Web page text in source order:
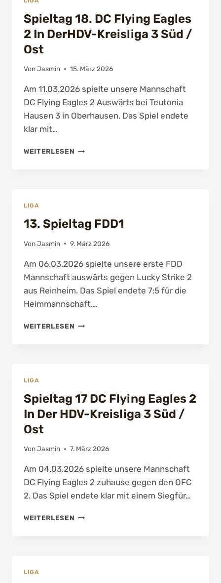
SOUVERÄNER
ERFOLG
Spieltag 18. DC Flying Eagles
2 In DerHDV-Kreisliga 3 Süd /
Ost
VonJasmin 15. März 2026
Am 11.03.2026 spielte unsere Mannschaft
DC Flying Eagles 2 Auswärts bei Teutonia
Hausen 3 in Oberhausen. Das Spiel endete
klar mit…
WEITERLESEN SPIELTAG
DERHDV-
KREISLIGA
3
/
LIGA
13. Spieltag FDD1
VonJasmin 9. März 2026
Am 06.03.2026 spielte unsere erste FDD
Mannschaft auswärts gegen Lucky Strike 2
aus Reinheim. Das Spiel endete 7:5 für die
Heimmannschaft….
WEITERLESEN 13.
LIGA
Spieltag 17 DC Flying Eagles 2
In Der HDV-Kreisliga 3 Süd /
Ost
VonJasmin 7. März 2026
Am 04.03.2026 spielte unsere Mannschaft
DC Flying Eagles 2 zuhause gegen den OFC
2. Das Spiel endete klar mit einem Siegfür…
WEITERLESEN SPIELTAG
LIGA